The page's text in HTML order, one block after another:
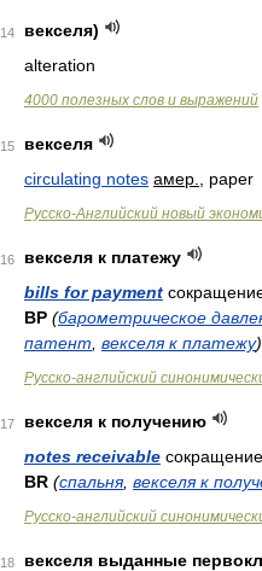
14
векселя)
alteration
4000 полезных слов и выражений
15
векселя
circulating notes амер. , paper
Русско-Английский новый
16
векселя к платежу
bills for payment
BP (барометрическое
патент векселя к платежу)
Русско-английский
17
векселя к получению
notes receivable
BR (спальня, векселя к
Русско-английский
18
векселя выданные